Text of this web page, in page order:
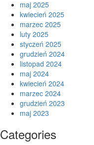
maj 2025
kwiecień 2025
marzec 2025
luty 2025
styczeń 2025
grudzień 2024
listopad 2024
maj 2024
kwiecień 2024
marzec 2024
grudzień 2023
maj 2023
Categories